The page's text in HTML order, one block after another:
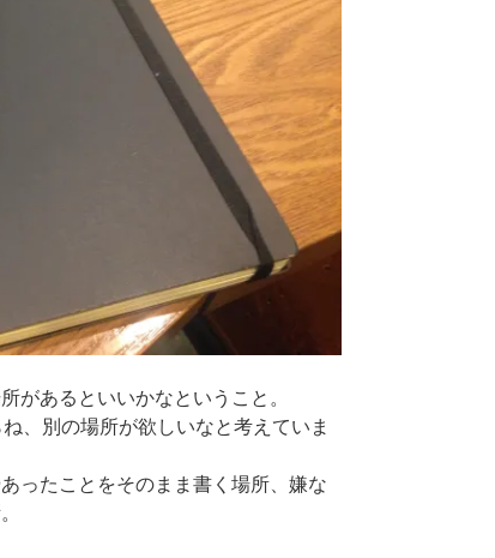
があるといいかなということ。
、別の場所が欲しいなと考えていま
ったことをそのまま書く場所、嫌な